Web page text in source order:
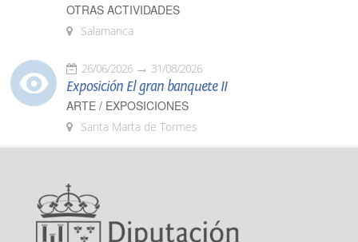
OTRAS ACTIVIDADES
Salamanca
26/06/2026 31/08/2026
Exposición El gran banquete II
ARTE / EXPOSICIONES
Santa Marta de Tormes